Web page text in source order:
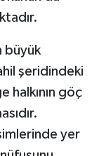
büyük
şeridindeki
halkının göç
yer